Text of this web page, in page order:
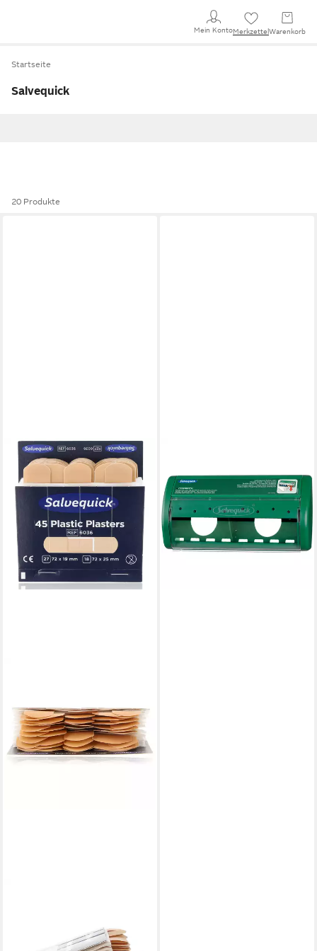
Mein KontoMerkzettel Warenkorb
Startseite
Salvequick
20 Produkte
Pflasterstrips Refill 45Stk
Spender 490710 grün
22,44 €
lieferbar - in 4-5 Werktagen bei dir